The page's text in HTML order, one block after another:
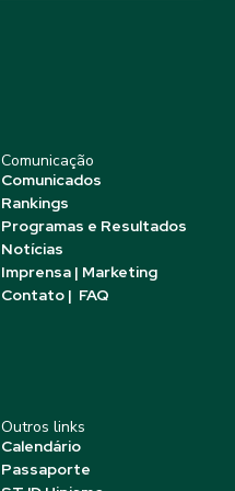
Comunicação
Comunicados
Rankings
Programas e Resultados
Notícias
Imprensa | Marketing
Contato | FAQ
Outros links
Calendário
Passaporte